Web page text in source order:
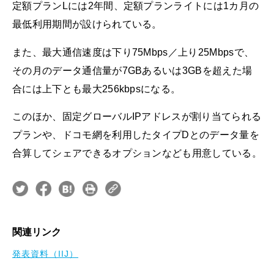
定額プランLには2年間、定額プランライトには1カ月の
最低利用期間が設けられている。
また、最大通信速度は下り75Mbps／上り25Mbpsで、
その月のデータ通信量が7GBあるいは3GBを超えた場
合には上下とも最大256kbpsになる。
このほか、固定グローバルIPアドレスが割り当てられる
プランや、ドコモ網を利用したタイプDとのデータ量を
合算してシェアできるオプションなども用意している。
関連リンク
発表資料（IIJ）